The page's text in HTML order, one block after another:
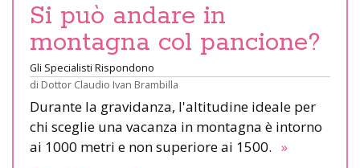
Si può andare in
montagna col pancione?
Gli Specialisti Rispondono
di Dottor Claudio Ivan Brambilla
Durante la gravidanza, l'altitudine ideale per
chi sceglie una vacanza in montagna è intorno
ai 1000 metri e non superiore ai 1500. »